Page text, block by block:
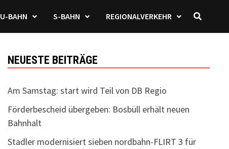
U-BAHN S-BAHN REGIONALVERKEHR
NEUESTE BEITRÄGE
Am Samstag: start wird Teil von DB Regio
Förderbescheid übergeben: Bosbüll erhält neuen
Bahnhalt
Stadler modernisiert sieben nordbahn-FLIRT 3 für